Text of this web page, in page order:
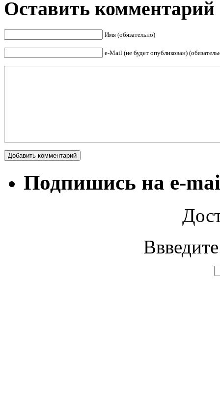
Оставить комментарий
Имя (обязательно)
е-Mail (не будет опубликован)
Подпишись на e-